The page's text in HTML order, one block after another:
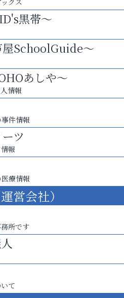
クス
黒帯～
屋SchoolGuide～
あしや～
情報
件情報
ツ
報
療情報
営会社）
所です
て